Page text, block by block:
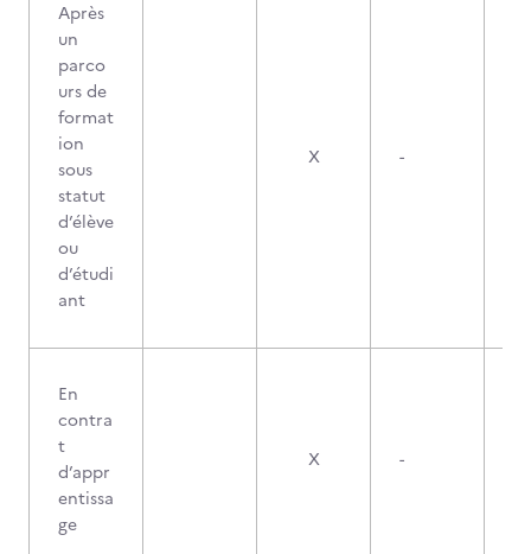
Après
un
parco
urs de
format
ion
sous
statut
d’élève
ou
d’étudi
ant
X -
En
contra
t
d’appr
entissa
ge
X -